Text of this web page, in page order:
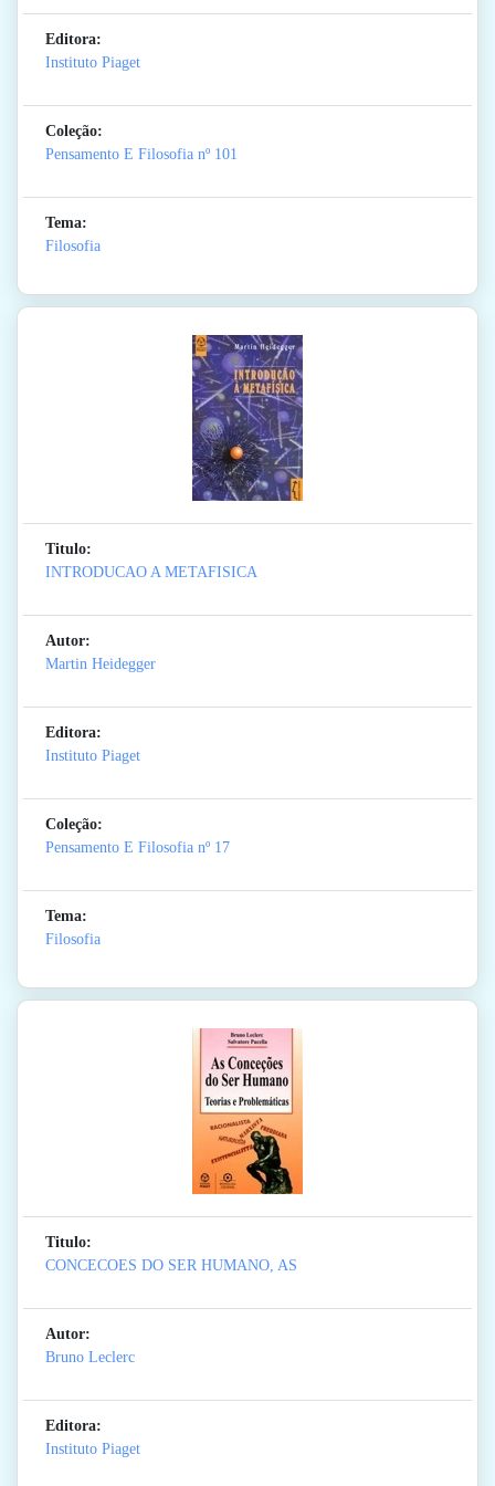
Editora:
Instituto Piaget
Coleção:
Pensamento E Filosofia nº 101
Tema:
Filosofia
Titulo:
INTRODUCAO A METAFISICA
Autor:
Martin Heidegger
Editora:
Instituto Piaget
Coleção:
Pensamento E Filosofia nº 17
Tema:
Filosofia
Titulo:
CONCECOES DO SER HUMANO, AS
Autor:
Bruno Leclerc
Editora:
Instituto Piaget